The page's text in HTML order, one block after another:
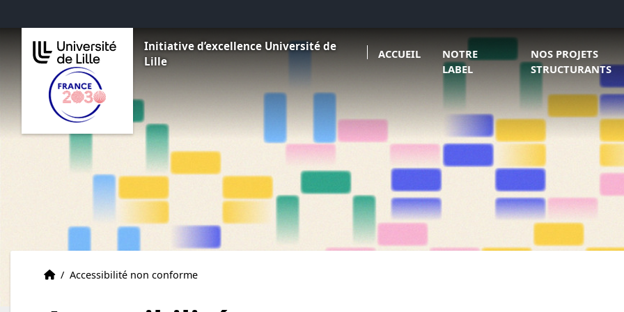
Initiative d’excellence Université de
Lille
ACCUEIL
NOTRE
LABEL
Ouvrir le sous menu de Notre label
NOS PROJETS
STRUCTURANTS
Ouvrir le sous
Accueil
Accueil
/ Accessibilité non conforme